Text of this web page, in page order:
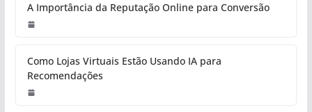
A Importância da Reputação Online para Conversão
Como Lojas Virtuais Estão Usando IA para
Recomendações